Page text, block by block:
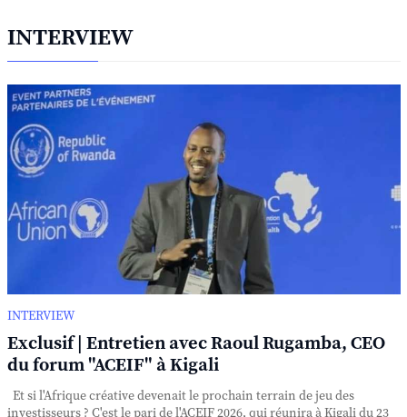
INTERVIEW
INTERVIEW
Exclusif | Entretien avec Raoul Rugamba, CEO
du forum "ACEIF" à Kigali
Et si l'Afrique créative devenait le prochain terrain de jeu des
investisseurs ? C'est le pari de l'ACEIF 2026, qui réunira à Kigali du 23